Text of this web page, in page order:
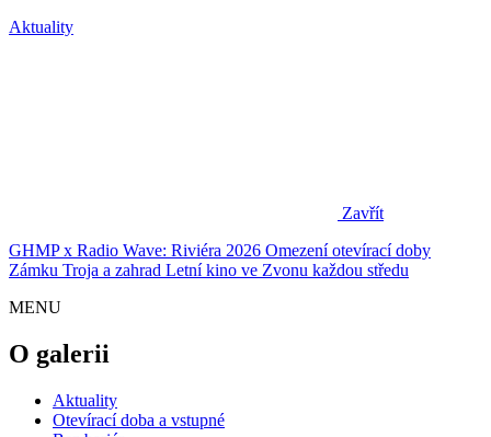
Aktuality
Zavřít
GHMP x Radio Wave: Riviéra 2026 Omezení otevírací doby
Zámku Troja a zahrad Letní kino ve Zvonu každou středu
MENU
O galerii
Aktuality
Otevírací doba a vstupné